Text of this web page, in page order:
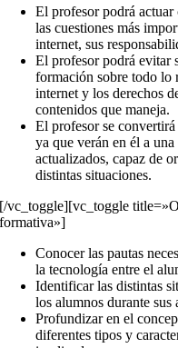
El profesor podrá
las cuestiones más
internet, sus
El profesor podrá evitar
formación sobre todo lo
internet y los derechos
contenidos que maneja.
El profesor se
ya que verán en él a
actualizados, capaz de
distintas situaciones.
[/vc_toggle][vc_toggle
formativa»]
Conocer las pautas
la tecnología entre el
Identificar las distintas
los alumnos durante sus
Profundizar en el
diferentes tipos y